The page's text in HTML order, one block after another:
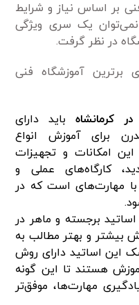
بر اساس نیاز و شرایط
نمی‌توان یک سری ویژگی
در نظر گرفت.
برترین آموزشگاه فنی
کرمانشاهباید دارای
برای آموزش انواع
امکانات و تجهیزات
جدید، کارگاه‌های عملی و
با مهارت‌های است که در
برجسته و ماهر در
بیشتر و بهتر مطالب به
این اساتید دارای روش
هستند تا این گونه
مهارت‌ها، موفق‌تر